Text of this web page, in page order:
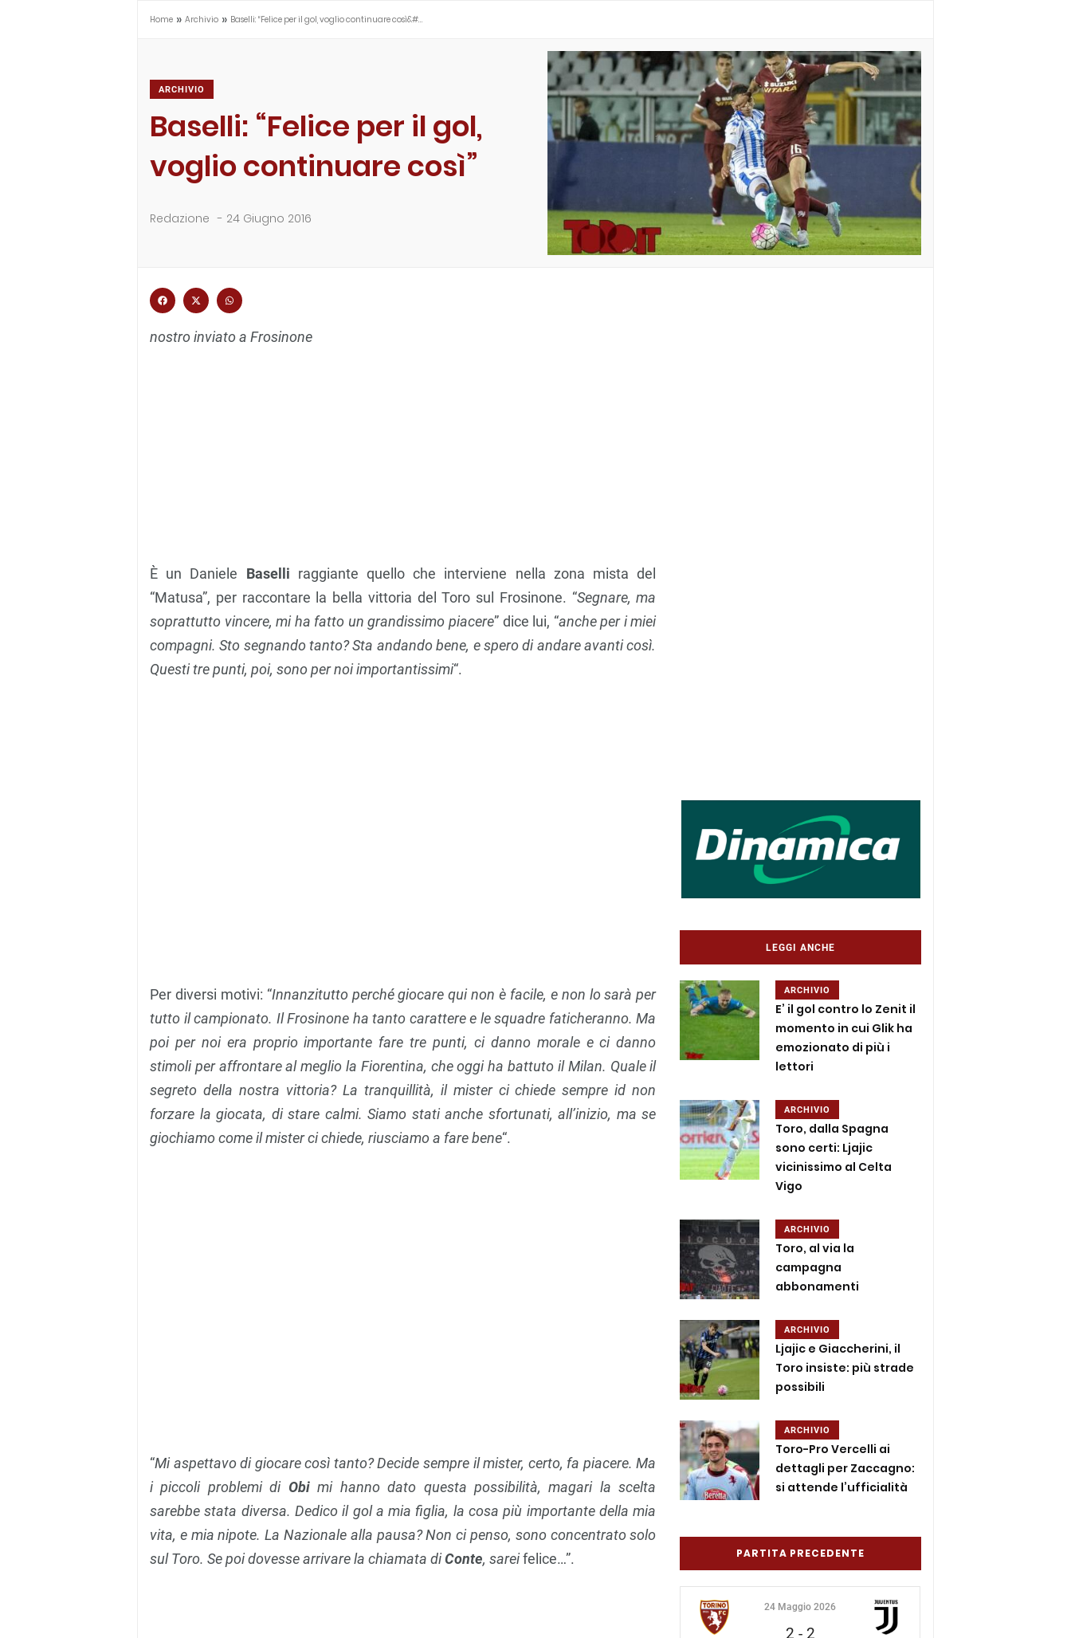
Home » Archivio » Baselli: “Felice per il gol, voglio continuare così&#…
ARCHIVIO
Baselli: “Felice per il gol,
voglio continuare così”
Redazione - 24 Giugno 2016
nostro inviato a Frosinone
È un Daniele Baselli raggiante quello che interviene nella zona mista del
“Matusa”, per raccontare la bella vittoria del Toro sul Frosinone. “Segnare, ma
soprattutto vincere, mi ha fatto un grandissimo piacere” dice lui, “anche per i miei
compagni. Sto segnando tanto? Sta andando bene, e spero di andare avanti così.
Questi tre punti, poi, sono per noi importantissimi“.
Per diversi motivi: “Innanzitutto perché giocare qui non è facile, e non lo sarà per
tutto il campionato. Il Frosinone ha tanto carattere e le squadre faticheranno. Ma
poi per noi era proprio importante fare tre punti, ci danno morale e ci danno
stimoli per affrontare al meglio la Fiorentina, che oggi ha battuto il Milan. Quale il
segreto della nostra vittoria? La tranquillità, il mister ci chiede sempre id non
forzare la giocata, di stare calmi. Siamo stati anche sfortunati, all’inizio, ma se
giochiamo come il mister ci chiede, riusciamo a fare bene“.
“Mi aspettavo di giocare così tanto? Decide sempre il mister, certo, fa piacere. Ma
i piccoli problemi di Obimi hanno dato questa possibilità, magari la scelta
sarebbe stata diversa. Dedico il gol a mia figlia, la cosa più importante della mia
vita, e mia nipote. La Nazionale alla pausa? Non ci penso, sono concentrato solo
sul Toro. Se poi dovesse arrivare la chiamata diConte, sareifelice…”.
LEGGI ANCHE
ARCHIVIO
E’ il gol contro lo Zenit il
momento in cui Glik ha
emozionato di più i
lettori
ARCHIVIO
Toro, dalla Spagna
sono certi: Ljajic
vicinissimo al Celta
Vigo
ARCHIVIO
Toro, al via la
campagna
abbonamenti
ARCHIVIO
Ljajic e Giaccherini, il
Toro insiste: più strade
possibili
ARCHIVIO
Toro-Pro Vercelli ai
dettagli per Zaccagno:
si attende l’ufficialità
PARTITA PRECEDENTE
24 Maggio 2026
2 - 2